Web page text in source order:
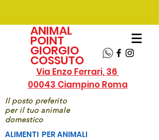
ANIMAL
POINT
GIORGIO
COSSUTO
Via Enzo Ferrari, 36
00043 Ciampino Roma
Il posto preferito
per il tuo animale
domestico
ALIMENTI PER ANIMALI